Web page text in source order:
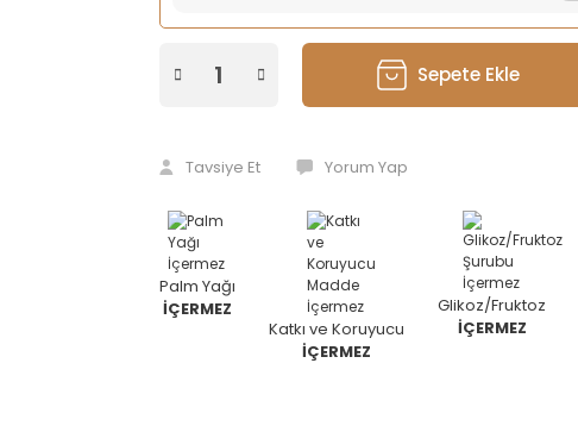
Sepete Ekle
Tavsiye Et Yorum Yap
Palm Yağı
İÇERMEZ
Katkı ve Koruyucu
İÇERMEZ
Glikoz/Fruktoz
İÇERMEZ